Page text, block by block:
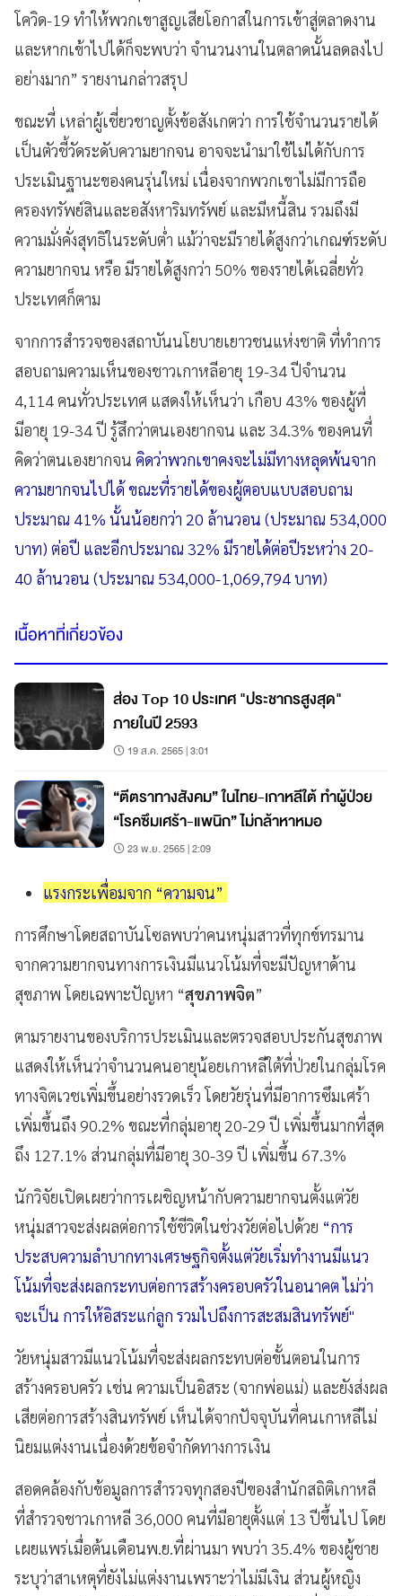
โควิด-19 ทำให้พวกเขาสูญเสียโอกาสในการเข้าสู่ตลาดงาน
และหากเข้าไปได้ก็จะพบว่า จำนวนงานในตลาดนั้นลดลงไป
อย่างมาก” รายงานกล่าวสรุป
ขณะที่ เหล่าผู้เชี่ยวชาญตั้งข้อสังเกตว่า การใช้จำนวนรายได้
เป็นตัวชี้วัดระดับความยากจน อาจจะนำมาใช้ไม่ได้กับการ
ประเมินฐานะของคนรุ่นใหม่ เนื่องจากพวกเขาไม่มีการถือ
ครองทรัพย์สินและอสังหาริมทรัพย์ และมีหนี้สิน รวมถึงมี
ความมั่งคั่งสุทธิในระดับต่ำ แม้ว่าจะมีรายได้สูงกว่าเกณฑ์ระดับ
ความยากจน หรือ มีรายได้สูงกว่า 50% ของรายได้เฉลี่ยทั่ว
ประเทศก็ตาม
จากการสำรวจของสถาบันนโยบายเยาวชนแห่งชาติ ที่ทำการ
สอบถามความเห็นของชาวเกาหลีอายุ 19-34 ปีจำนวน
4,114 คนทั่วประเทศ แสดงให้เห็นว่า เกือบ 43% ของผู้ที่
มีอายุ 19-34 ปี รู้สึกว่าตนเองยากจน และ 34.3% ของคนที่
คิดว่าตนเองยากจน คิดว่าพวกเขาคงจะไม่มีทางหลุดพ้นจาก
ความยากจนไปได้ ขณะที่รายได้ของผู้ตอบแบบสอบถาม
ประมาณ 41% นั้นน้อยกว่า 20 ล้านวอน (ประมาณ 534,000
บาท) ต่อปี และอีกประมาณ 32% มีรายได้ต่อปีระหว่าง 20-
40 ล้านวอน (ประมาณ 534,000-1,069,794 บาท)
เนื้อหาที่เกี่ยวข้อง
ส่อง Top 10 ประเทศ "ประชากรสูงสุด"
ภายในปี 2593
19 ส.ค. 2565 | 3:01
“ตีตราทางสังคม” ในไทย-เกาหลีใต้ ทำผู้ป่วย
“โรคซึมเศร้า-แพนิก” ไม่กล้าหาหมอ
23 พ.ย. 2565 | 2:09
แรงกระเพื่อมจาก “ความจน”
การศึกษาโดยสถาบันโซลพบว่าคนหนุ่มสาวที่ทุกข์ทรมาน
จากความยากจนทางการเงินมีแนวโน้มที่จะมีปัญหาด้าน
สุขภาพ โดยเฉพาะปัญหา “สุขภาพจิต”
ตามรายงานของบริการประเมินและตรวจสอบประกันสุขภาพ
แสดงให้เห็นว่าจำนวนคนอายุน้อยเกาหลีใต้ที่ป่วยในกลุ่มโรค
ทางจิตเวชเพิ่มขึ้นอย่างรวดเร็ว โดยวัยรุ่นที่มีอาการซึมเศร้า
เพิ่มขึ้นถึง 90.2% ขณะที่กลุ่มอายุ 20-29 ปี เพิ่มขึ้นมากที่สุด
ถึง 127.1% ส่วนกลุ่มที่มีอายุ 30-39 ปี เพิ่มขึ้น 67.3%
นักวิจัยเปิดเผยว่าการเผชิญหน้ากับความยากจนตั้งแต่วัย
หนุ่มสาวจะส่งผลต่อการใช้ชีวิตในช่วงวัยต่อไปด้วย “การ
ประสบความลำบากทางเศรษฐกิจตั้งแต่วัยเริ่มทำงานมีแนว
โน้มที่จะส่งผลกระทบต่อการสร้างครอบครัวในอนาคต ไม่ว่า
จะเป็น การให้อิสระแก่ลูก รวมไปถึงการสะสมสินทรัพย์"
วัยหนุ่มสาวมีแนวโน้มที่จะส่งผลกระทบต่อขั้นตอนในการ
สร้างครอบครัว เช่น ความเป็นอิสระ (จากพ่อแม่) และยังส่งผล
เสียต่อการสร้างสินทรัพย์ เห็นได้จากปัจจุบันที่คนเกาหลีไม่
นิยมแต่งงานเนื่องด้วยข้อจำกัดทางการเงิน
สอดคล้องกับข้อมูลการสำรวจทุกสองปีของสำนักสถิติเกาหลี
ที่สำรวจชาวเกาหลี 36,000 คนที่มีอายุตั้งแต่ 13 ปีขึ้นไป โดย
เผยแพร่เมื่อต้นเดือนพ.ย.ที่ผ่านมา พบว่า 35.4% ของผู้ชาย
ระบุว่าสาเหตุที่ยังไม่แต่งงานเพราะว่าไม่มีเงิน ส่วนผู้หญิง